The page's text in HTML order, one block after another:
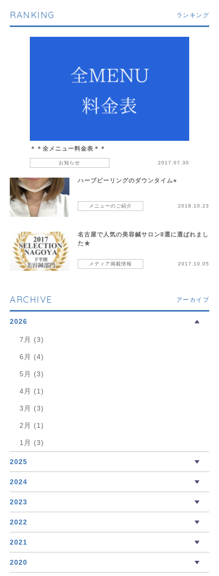
RANKING ランキング
＊＊全メニュー料金表＊＊
お知らせ 2017.07.30
ハーブピーリングのダウンタイム⭐︎
メニューのご紹介 2018.10.23
名古屋で人気の美容鍼サロン8選に選ばれまし
た★
メディア掲載情報 2017.10.05
ARCHIVE アーカイブ
2026
7月 (3)
6月 (4)
5月 (3)
4月 (1)
3月 (3)
2月 (1)
1月 (3)
2025
2024
2023
2022
2021
2020